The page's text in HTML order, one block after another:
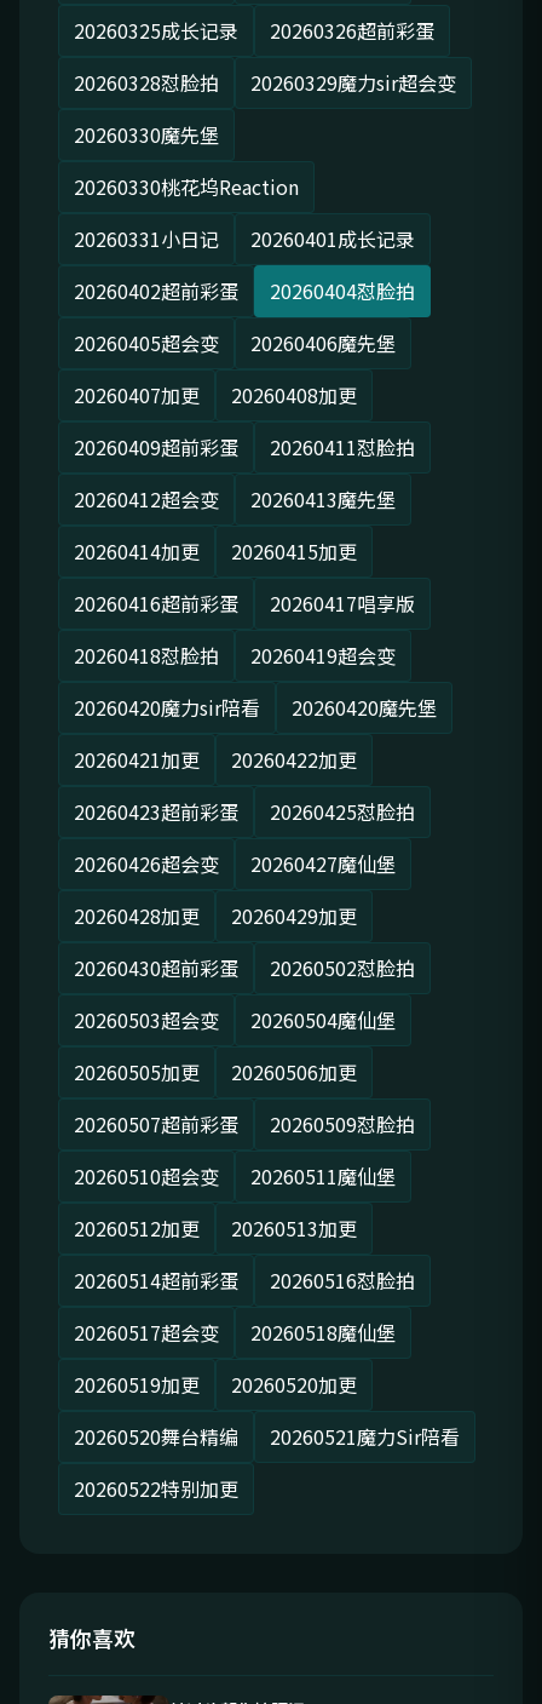
20260325成长记录
20260326超前彩蛋
20260328怼脸拍
20260329魔力sir超会变
20260330魔先堡
20260330桃花坞Reaction
20260331小日记
20260401成长记录
20260402超前彩蛋
20260404怼脸拍
20260405超会变
20260406魔先堡
20260407加更
20260408加更
20260409超前彩蛋
20260411怼脸拍
20260412超会变
20260413魔先堡
20260414加更
20260415加更
20260416超前彩蛋
20260417唱享版
20260418怼脸拍
20260419超会变
20260420魔力sir陪看
20260420魔先堡
20260421加更
20260422加更
20260423超前彩蛋
20260425怼脸拍
20260426超会变
20260427魔仙堡
20260428加更
20260429加更
20260430超前彩蛋
20260502怼脸拍
20260503超会变
20260504魔仙堡
20260505加更
20260506加更
20260507超前彩蛋
20260509怼脸拍
20260510超会变
20260511魔仙堡
20260512加更
20260513加更
20260514超前彩蛋
20260516怼脸拍
20260517超会变
20260518魔仙堡
20260519加更
20260520加更
20260520舞台精编
20260521魔力Sir陪看
20260522特别加更
猜你喜欢